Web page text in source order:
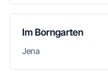
Im Borngarten
Jena